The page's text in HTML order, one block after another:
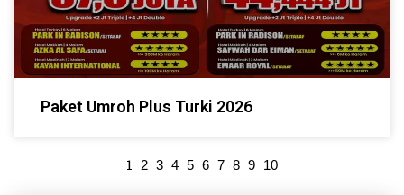
Paket Umroh Plus Turki 2026
1 2 3 4 5 6 7 8 9 10